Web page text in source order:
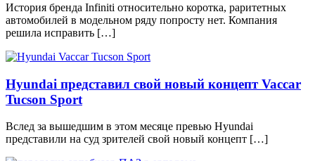
История бренда Infiniti относительно коротка, раритетных
автомобилей в модельном ряду попросту нет. Компания
решила исправить […]
Hyundai представил свой новый концепт Vaccar
Tucson Sport
Вслед за вышедшим в этом месяце превью Hyundai
представили на суд зрителей свой новый концепт […]